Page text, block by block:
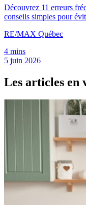
Découvrez 11 erreurs
conseils simples pour
RE/MAX Québec
4 mins
5 juin 2026
Les articles en